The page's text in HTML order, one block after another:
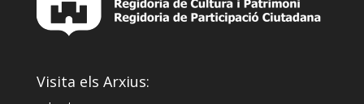
Visita els Arxius: